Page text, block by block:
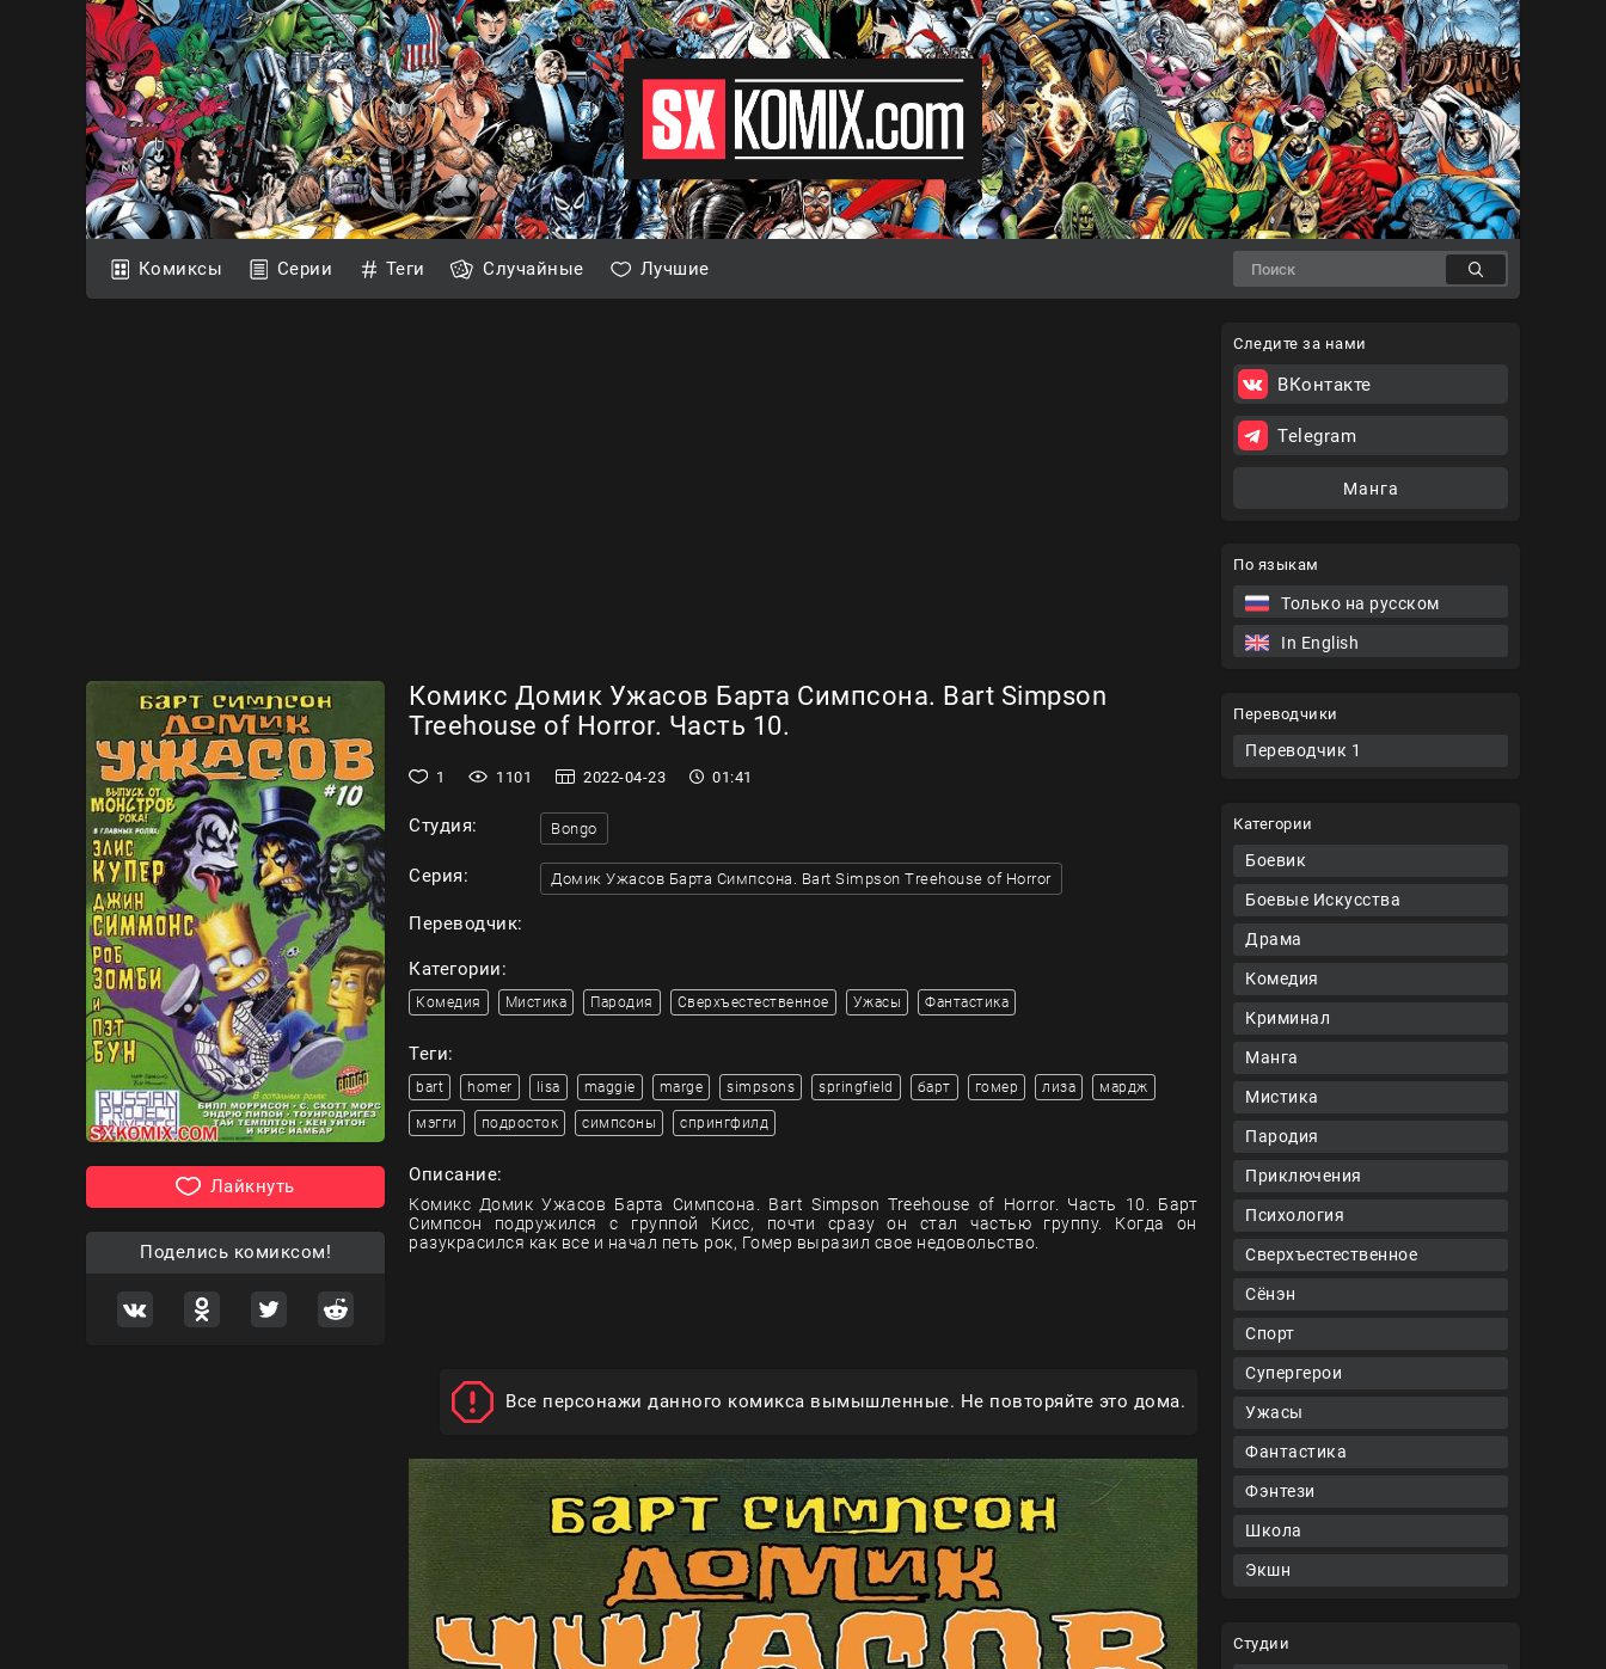
Комиксы Серии Теги Случайные Лучшие
По языкам
Только на русском
In English
Переводчики
Переводчик 1
Категории
Боевик
Боевые Искусства
Драма
Комедия
Криминал
Манга
Мистика
Пародия
Приключения
Психология
Сверхъестественное
Сёнэн
Спорт
Супергерои
Ужасы
Фантастика
Фэнтези
Школа
Экшн
Студии
Лайкнуть
Поделись комиксом!
Комикс Домик Ужасов Барта Симпсона. Bart Simpson
Treehouse of Horror. Часть 10.
1 1101 2022-04-23 01:41
Студия: Bongo
Серия: Домик Ужасов Барта Симпсона. Bart Simpson Treehouse of Horror
Переводчик:
Категории:
Комедия Мистика Пародия Сверхъестественное Ужасы Фантастика
Теги:
bart homer lisa maggie marge simpsons springfield барт гомер лиза мардж
мэгги подросток симпсоны спрингфилд
Описание:
Комикс Домик Ужасов Барта Симпсона. Bart Simpson Treehouse of Horror. Часть 10. Барт
Симпсон подружился с группой Кисс, почти сразу он стал частью группу. Когда он
разукрасился как все и начал петь рок, Гомер выразил свое недовольство.
Все персонажи данного комикса вымышленные. Не повторяйте это дома.
Следите за нами
ВКонтакте
Telegram
Манга